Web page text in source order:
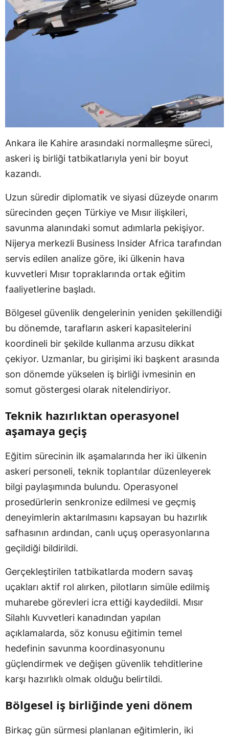
Ankara ile Kahire arasındaki normalleşme süreci,
askeri iş birliği tatbikatlarıyla yeni bir boyut
kazandı.
Uzun süredir diplomatik ve siyasi düzeyde onarım
sürecinden geçen Türkiye ve Mısır ilişkileri,
savunma alanındaki somut adımlarla pekişiyor.
Nijerya merkezli Business Insider Africa tarafından
servis edilen analize göre, iki ülkenin hava
kuvvetleri Mısır topraklarında ortak eğitim
faaliyetlerine başladı.
Bölgesel güvenlik dengelerinin yeniden şekillendiği
bu dönemde, tarafların askeri kapasitelerini
koordineli bir şekilde kullanma arzusu dikkat
çekiyor. Uzmanlar, bu girişimi iki başkent arasında
son dönemde yükselen iş birliği ivmesinin en
somut göstergesi olarak nitelendiriyor.
Teknik hazırlıktan operasyonel
aşamaya geçiş
Eğitim sürecinin ilk aşamalarında her iki ülkenin
askeri personeli, teknik toplantılar düzenleyerek
bilgi paylaşımında bulundu. Operasyonel
prosedürlerin senkronize edilmesi ve geçmiş
deneyimlerin aktarılmasını kapsayan bu hazırlık
safhasının ardından, canlı uçuş operasyonlarına
geçildiği bildirildi.
Gerçekleştirilen tatbikatlarda modern savaş
uçakları aktif rol alırken, pilotların simüle edilmiş
muharebe görevleri icra ettiği kaydedildi. Mısır
Silahlı Kuvvetleri kanadından yapılan
açıklamalarda, söz konusu eğitimin temel
hedefinin savunma koordinasyonunu
güçlendirmek ve değişen güvenlik tehditlerine
karşı hazırlıklı olmak olduğu belirtildi.
Bölgesel iş birliğinde yeni dönem
Birkaç gün sürmesi planlanan eğitimlerin, iki